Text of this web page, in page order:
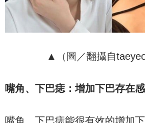
▲（圖／翻攝自
嘴角、下巴痣：增加下巴存在感
嘴角、下巴痣能很有效的增加